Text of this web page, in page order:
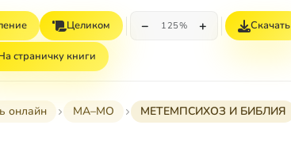
Целиком − 125% + Скачать
страничку книги
онлайн МА–МО МЕТЕМПСИХОЗ И БИБЛИЯ